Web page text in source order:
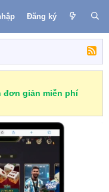
Đăng ký
đơn giản miễn phí